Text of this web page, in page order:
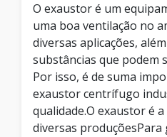
O exaustor é um
uma boa ventilação no
diversas aplicações,
substâncias que podem
Por isso, é de suma
exaustor centrífugo
qualidade.O exaustor é
diversas produçõesPara